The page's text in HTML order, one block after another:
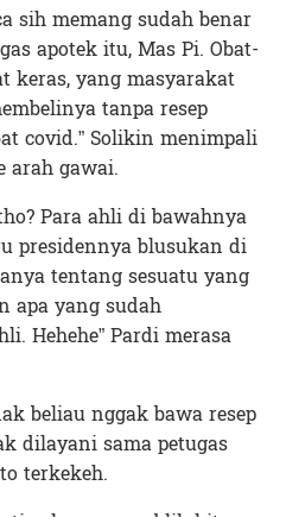
sih memang sudah benar
apotek itu, Mas Pi. Obat-
keras, yang masyarakat
tanpa resep
covid.” Solikin menimpali
arah gawai.
Para ahli di bawahnya
presidennya blusukan di
tentang sesuatu yang
apa yang sudah
Hehehe” Pardi merasa
beliau nggak bawa resep
dilayani sama petugas
terkekeh.